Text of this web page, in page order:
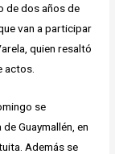
de dos años de
van a participar
quien resaltó
actos.
se
Guaymallén, en
Además se